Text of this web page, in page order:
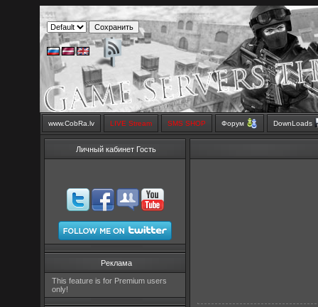
www.CobRa.lv LIVE Stream SMS SHOP Форум DownLoads
Личный кабинет Гость
Реклама
This feature is for Premium users
only!